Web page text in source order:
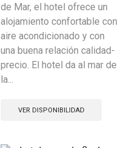
de Mar, el hotel ofrece un
alojamiento confortable con
aire acondicionado y con
una buena relación calidad-
precio. El hotel da al mar de
la...
VER DISPONIBILIDAD